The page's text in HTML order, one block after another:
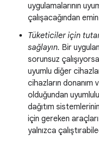
uygulamalarının
çalışacağından
Tüketiciler için
sağlayın. Bir
sorunsuz
uyumlu diğer
cihazların donanım
olduğundan
dağıtım
için gereken
yalnızca